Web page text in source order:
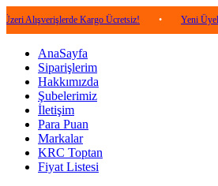
Kargo Ücretsiz! • Yeni Üyelere Özel
AnaSayfa
Siparişlerim
Hakkımızda
Şubelerimiz
İletişim
Para Puan
Markalar
KRC Toptan
Fiyat Listesi